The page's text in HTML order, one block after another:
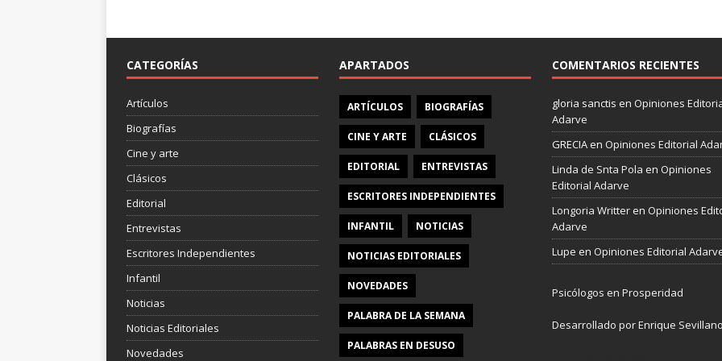
o
CATEGORÍAS
Artículos
Biografías
Cine y arte
Clásicos
Editorial
Entrevistas
Escritores Independientes
Infantil
Noticias
Noticias Editoriales
Novedades
APARTADOS
ARTÍCULOS BIOGRAFÍAS
CINE Y ARTE CLÁSICOS
EDITORIAL ENTREVISTAS
ESCRITORES INDEPENDIENTES
INFANTIL NOTICIAS
NOTICIAS EDITORIALES
NOVEDADES
PALABRA DE LA SEMANA
PALABRAS EN DESUSO
COMENTARIOS RECIENTES
gloria sanctis en Opiniones
Adarve
GRECIAen Opiniones Editorial
Linda de Snta Pola en Opiniones
Editorial Adarve
Longoria Writteren Opiniones
Adarve
Lupe en Opiniones Editorial
Psicólogos en Prosperidad
Desarrollado por Enrique Sevillano